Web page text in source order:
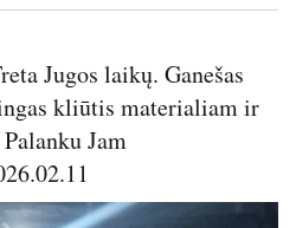
Jugos laikų. Ganešas
kliūtis materialiam ir
Jam